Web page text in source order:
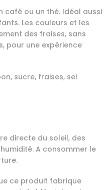
ou un thé. Idéal aussi
Les couleurs et les
des fraises, sans
pour une expérience
sucre, fraises, sel
directe du soleil, des
A consommer le
ce produit fabrique